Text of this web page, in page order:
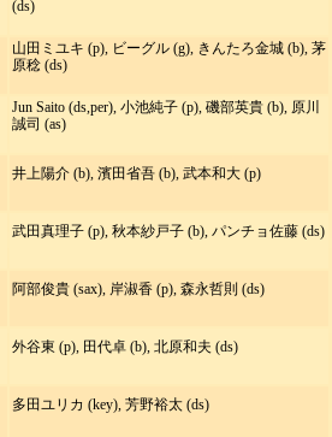
(ds)
山田ミユキ (p), ビーグル (g), きんたろ金城 (b), 茅
原稔 (ds)
Jun Saito (ds,per), 小池純子 (p), 磯部英貴 (b), 原川
誠司 (as)
井上陽介 (b), 濱田省吾 (b), 武本和大 (p)
武田真理子 (p), 秋本紗戸子 (b), パンチョ佐藤 (ds)
阿部俊貴 (sax), 岸淑香 (p), 森永哲則 (ds)
外谷東 (p), 田代卓 (b), 北原和夫 (ds)
多田ユリカ (key), 芳野裕太 (ds)